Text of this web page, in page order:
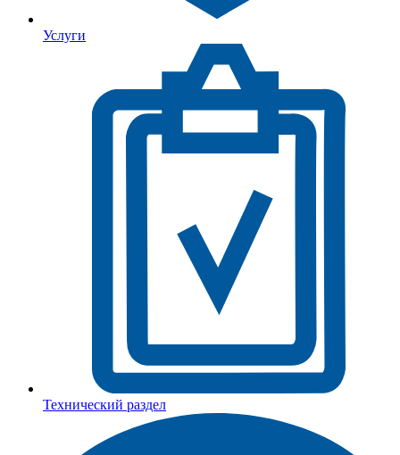
Услуги
Технический раздел